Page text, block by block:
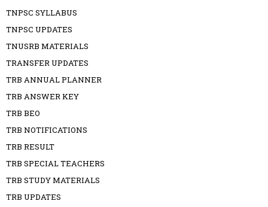
TNPSC SYLLABUS
TNPSC UPDATES
TNUSRB MATERIALS
TRANSFER UPDATES
TRB ANNUAL PLANNER
TRB ANSWER KEY
TRB BEO
TRB NOTIFICATIONS
TRB RESULT
TRB SPECIAL TEACHERS
TRB STUDY MATERIALS
TRB UPDATES